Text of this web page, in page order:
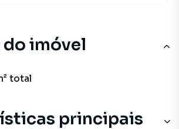
imóvel
total
principais